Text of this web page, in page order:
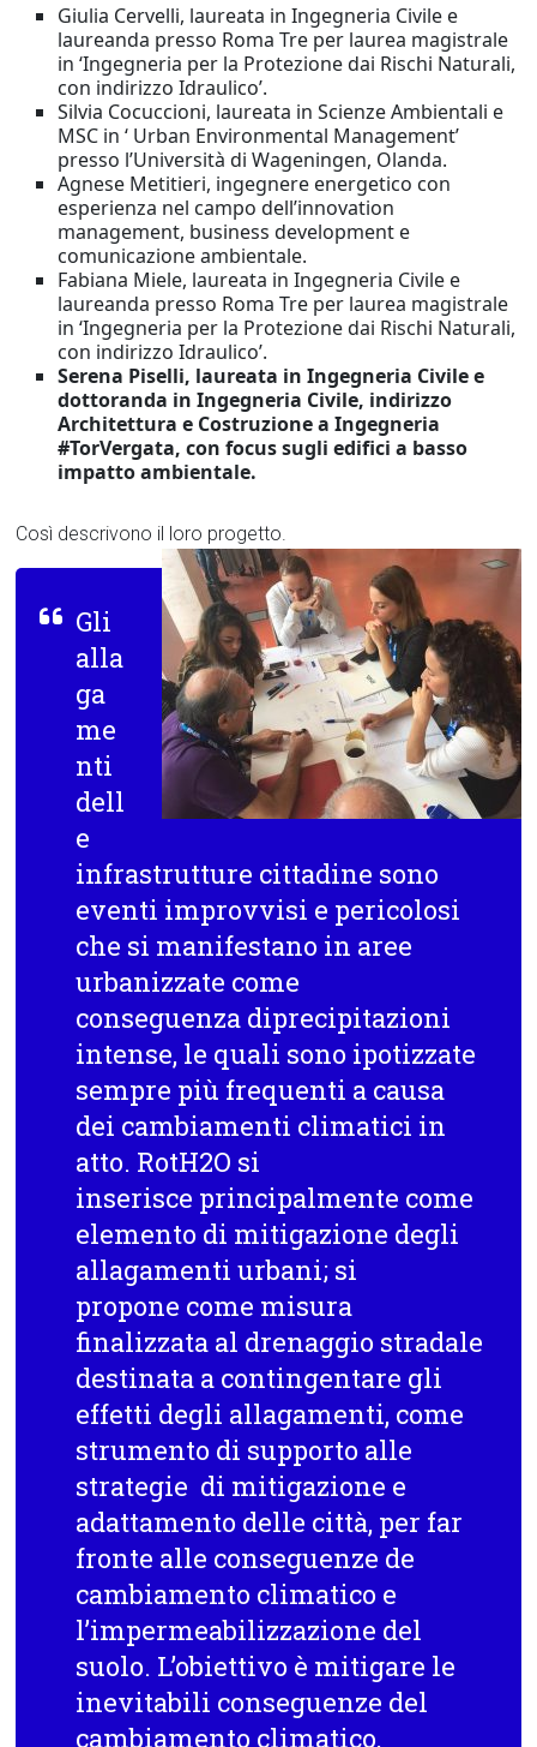
Giulia Cervelli, laureata in Ingegneria Civile e
laureanda presso Roma Tre per laurea magistrale
in ‘Ingegneria per la Protezione dai Rischi Naturali,
con indirizzo Idraulico’.
Silvia Cocuccioni, laureata in Scienze Ambientali e
MSC in ‘ Urban Environmental Management’
presso l’Università di Wageningen, Olanda.
Agnese Metitieri, ingegnere energetico con
esperienza nel campo dell’innovation
management, business development e
comunicazione ambientale.
Fabiana Miele, laureata in Ingegneria Civile e
laureanda presso Roma Tre per laurea magistrale
in ‘Ingegneria per la Protezione dai Rischi Naturali,
con indirizzo Idraulico’.
Serena Piselli, laureata in Ingegneria Civile e
dottoranda in Ingegneria Civile, indirizzo
Architettura e Costruzione a Ingegneria
#TorVergata, con focus sugli edifici a basso
impatto ambientale.
Così descrivono il loro progetto.
Gli
alla
ga
me
nti
dell
e
infrastrutture cittadine sono
eventi improvvisi e pericolosi
che si manifestano in aree
urbanizzate come
conseguenza diprecipitazioni
intense, le quali sono ipotizzate
sempre più frequenti a causa
dei cambiamenti climatici in
atto. RotH2O si
inserisce principalmente come
elemento di mitigazione degli
allagamenti urbani; si
propone come misura
finalizzata al drenaggio stradale
destinata a contingentare gli
effetti degli allagamenti, come
strumento di supporto alle
strategie di mitigazione e
adattamento delle città, per far
fronte alle conseguenze de
cambiamento climatico e
l’impermeabilizzazione del
suolo. L’obiettivo è mitigare le
inevitabili conseguenze del
cambiamento climatico,